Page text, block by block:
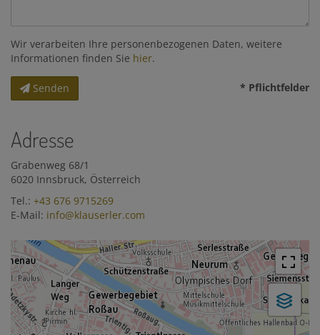
Wir verarbeiten Ihre personenbezogenen Daten, weitere
Informationen finden Sie hier.
Senden * Pflichtfelder
Adresse
Grabenweg 68/1
6020 Innsbruck, Österreich
Tel.: +43 676 9715269
E-Mail: info@klauserler.com